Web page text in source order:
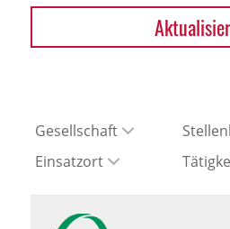
Gesellschaft
Einsatzort